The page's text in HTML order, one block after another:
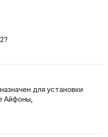
для установки
Айфоны,